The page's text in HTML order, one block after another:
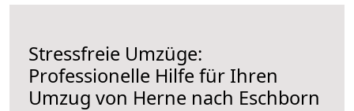
Stressfreie Umzüge:
Professionelle Hilfe für Ihren
Umzug von Herne nach Eschborn